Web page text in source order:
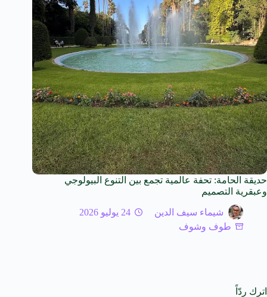
حديقة الحامة: تحفة عالمية تجمع بين التنوع البيولوجي
وعبقرية التصميم
شيماء سيف الدين
24 يوليو 2026
طوف وشوف
اترك ردّاً